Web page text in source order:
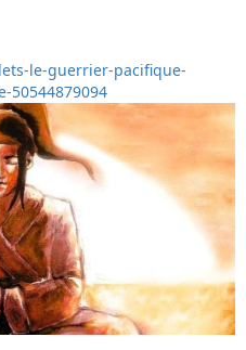
le-guerrier-pacifique-
50544879094